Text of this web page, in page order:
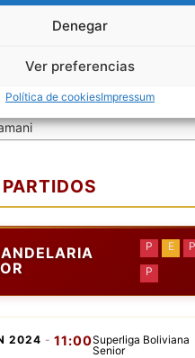
Denegar
Ver preferencias
Política de cookiesImpressum
Olguin
P E P
P
Superliga Boliviana
Senior
2024 - 11:00